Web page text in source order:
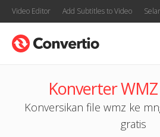
Video Editor Add Subtitles to Video
Konverter
Konversikan file wmz ke
gratis